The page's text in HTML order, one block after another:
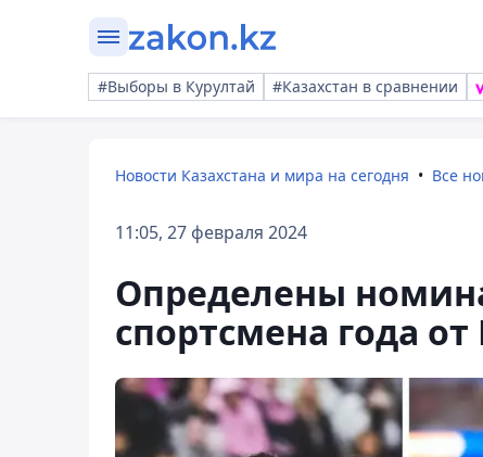
#Выборы в Курултай #Казахстан в сравнении
Новости Казахстана и мира на сегодня Все
11:05, 27 февраля 2024
Определены
спортсмена года от